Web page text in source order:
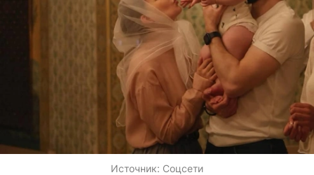
Источник: Соцсети